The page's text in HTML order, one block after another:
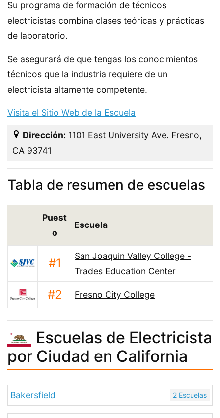
Su programa de formación de técnicos
electricistas combina clases teóricas y prácticas
de laboratorio.
Se asegurará de que tengas los conocimientos
técnicos que la industria requiere de un
electricista altamente competente.
Visita el Sitio Web de la Escuela
Dirección: 1101 East University Ave. Fresno,
CA 93741
Tabla de resumen de escuelas
Puest
o
Escuela
#1
San Joaquin Valley College -
Trades Education Center
#2 Fresno City College
Escuelas de Electricista
por Ciudad en California
Bakersfield 2 Escuelas